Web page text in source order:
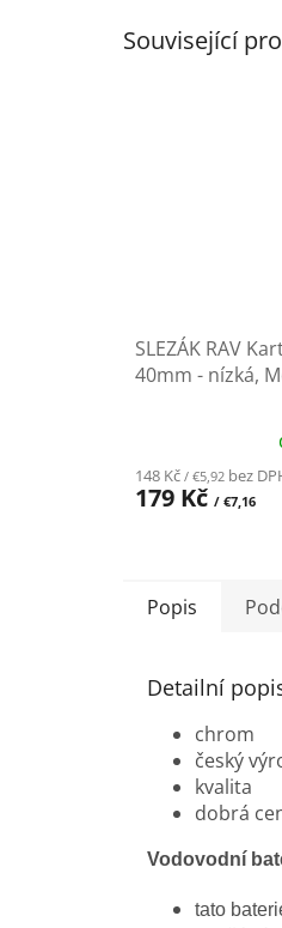
Související
SLEZÁK RAV
40mm - nízká,
produktu
je
hvězdiček.
148 Kč / €5,92 bez
179 Kč / €7,16
Popis
Detailní
chrom
český
kvalita
dobrá
Vodovodní
tato